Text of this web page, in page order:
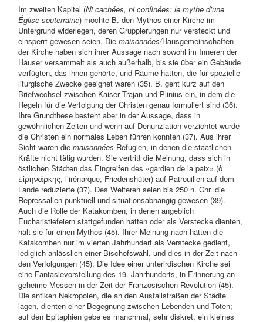
Im zweiten Kapitel (Ni cachées, ni confinées: le mythe d’une
Église souterraine) möchte B. den Mythos einer Kirche im
Untergrund widerlegen, deren Gruppierungen nur versteckt und
einsperrt gewesen seien. Die maisonnées/Hausgemeinschaften
der Kirche haben sich ihrer Aussage nach sowohl im Inneren der
Häuser versammelt als auch außerhalb, bis sie über ein Gebäude
verfügten, das ihnen gehörte, und Räume hatten, die für spezielle
liturgische Zwecke geeignet waren (35). B. geht kurz auf den
Briefwechsel zwischen Kaiser Trajan und Plinius ein, in dem die
Regeln für die Verfolgung der Christen genau formuliert sind (36).
Ihre Grundthese besteht aber in der Aussage, dass in
gewöhnlichen Zeiten und wenn auf Denunziation verzichtet wurde
die Christen ein normales Leben führen konnten (37). Aus ihrer
Sicht waren die maisonnées Refugien, in denen die staatlichen
Kräfte nicht tätig wurden. Sie vertritt die Meinung, dass sich in
östlichen Städten das Eingreifen des «gardien de la paix» (ὁ
εἰρηνάρκης, l’irénarque, Friedenshüter) auf Patrouillen auf dem
Lande reduzierte (37). Des Weiteren seien bis 250 n. Chr. die
Repressalien punktuell und situationsabhängig gewesen (39).
Auch die Rolle der Katakomben, in denen angeblich
Eucharistiefeiern stattgefunden hätten oder als Verstecke dienten,
hält sie für einen Mythos (45). Ihrer Meinung nach hätten die
Katakomben nur im vierten Jahrhundert als Verstecke gedient,
lediglich anlässlich einer Bischofswahl, und dies in der Zeit nach
den Verfolgungen (45). Die Idee einer unterirdischen Kirche sei
eine Fantasievorstellung des 19. Jahrhunderts, in Erinnerung an
geheime Messen in der Zeit der Französischen Revolution (45).
Die antiken Nekropolen, die an den Ausfallstraßen der Städte
lagen, dienten einer Begegnung zwischen Lebenden und Toten;
auf den Epitaphien gebe es manchmal, sehr diskret, ein kleines